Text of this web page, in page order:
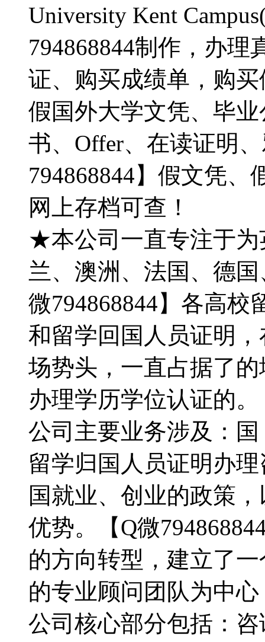
University Kent
794868844制作，办
证、购买成绩单，购
假国外大学文凭、毕
书、Offer、在读证明
794868844】假文凭
网上存档可查！
★本公司一直专注于为
兰、澳洲、法国、德
微794868844】各高
和留学回国人员证明
场势头，一直占据了
办理学历学位认证的。
公司主要业务涉及：
留学归国人员证明办
国就业、创业的政策
优势。【Q微
的方向转型，建立了
的专业顾问团队为中心
公司核心部分包括：